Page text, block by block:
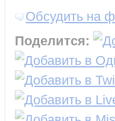
Обсудить на
Поделится: